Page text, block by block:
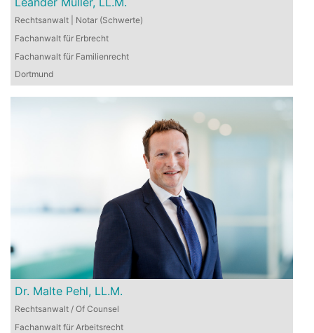
Rechtsanwalt | Notar (Schwerte)
Fachanwalt für Erbrecht
Fachanwalt für Familienrecht
Dortmund
Dr. Malte Pehl, LL.M.
Rechtsanwalt / Of Counsel
Fachanwalt für Arbeitsrecht